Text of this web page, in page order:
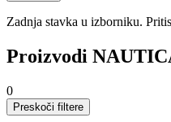
Zadnja stavka u izborniku.
Proizvodi
0
Preskoči filtere